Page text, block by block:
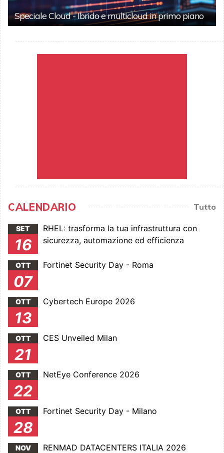
Speciale Cloud - Ibrido e multicloud in primo piano
CALENDARIO Tutto
SET
16
RHEL: trasforma la tua infrastruttura con
sicurezza, automazione ed efficienza
OTT
07
Fortinet Security Day - Roma
OTT
13
Cybertech Europe 2026
OTT
21
CES Unveiled Milan
OTT
22
NetEye Conference 2026
OTT
28
Fortinet Security Day - Milano
NOV RENMAD DATACENTERS ITALIA 2026